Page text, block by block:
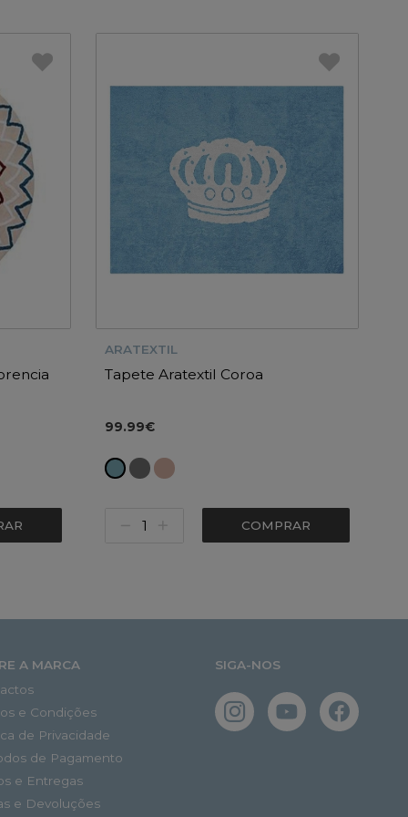
ARATEXTIL
Tapete Aratextil Coroa
99.99€
COMPRAR
A MARCA
e Condições
de Privacidade
de Pagamento
e Entregas
e Devoluções
SIGA-NOS